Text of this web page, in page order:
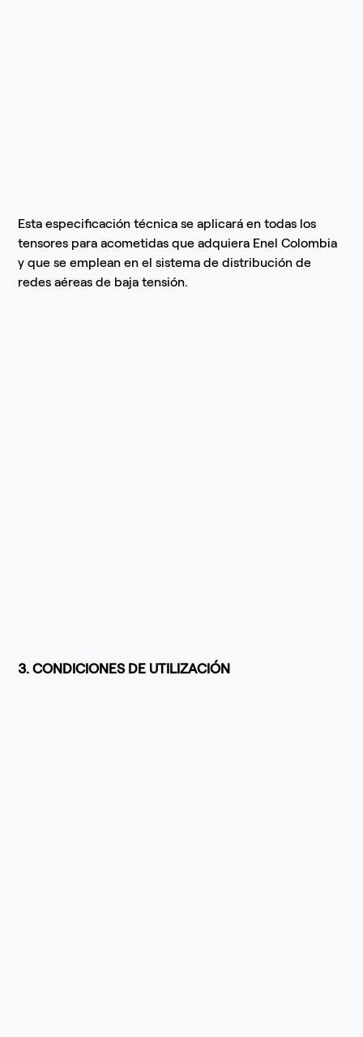
Esta especificación técnica se aplicará en todas los
tensores para acometidas que adquiera Enel Colombia
y que se emplean en el sistema de distribución de
redes aéreas de baja tensión.
3. CONDICIONES DE UTILIZACIÓN